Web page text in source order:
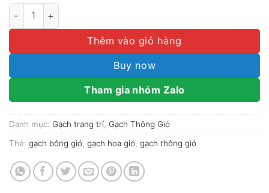
GẠCH THÔNG GIÓ XI MĂNG MT05 số lượng
Thêm vào giỏ hàng
Buy now
Tham gia nhóm Zalo
Danh mục: Gạch trang trí, Gạch Thông Gió
Thẻ: gạch bông gió, gạch hoa gió, gạch thông gió